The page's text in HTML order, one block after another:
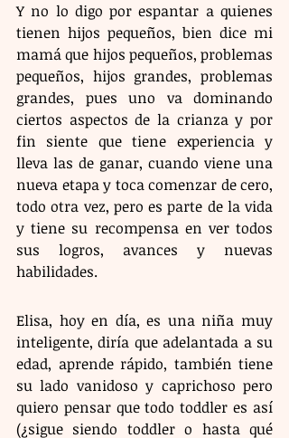
Y no lo digo por espantar a quienes
tienen hijos pequeños, bien dice mi
mamá que hijos pequeños, problemas
pequeños, hijos grandes, problemas
grandes, pues uno va dominando
ciertos aspectos de la crianza y por
fin siente que tiene experiencia y
lleva las de ganar, cuando viene una
nueva etapa y toca comenzar de cero,
todo otra vez, pero es parte de la vida
y tiene su recompensa en ver todos
sus logros, avances y nuevas
habilidades.
Elisa, hoy en día, es una niña muy
inteligente, diría que adelantada a su
edad, aprende rápido, también tiene
su lado vanidoso y caprichoso pero
quiero pensar que todo toddler es así
(¿sigue siendo toddler o hasta qué